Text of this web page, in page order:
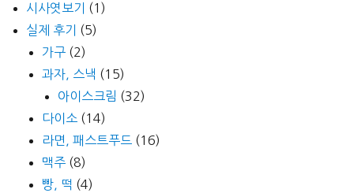
시사엿보기
(1)
실제 후기
(5)
가구 (2)
과자, 스낵 (15)
아이스크림 (32)
다이소 (14)
라면, 패스트푸드 (16)
맥주 (8)
빵, 떡 (4)